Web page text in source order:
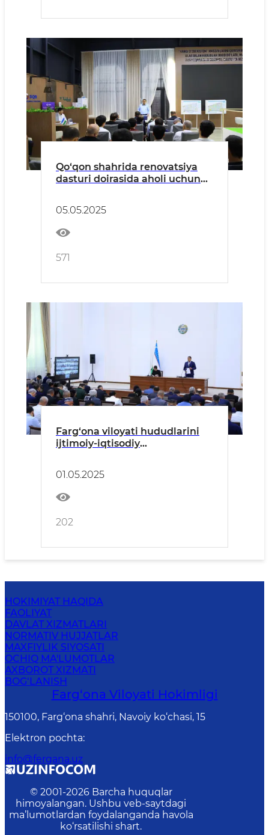
Qo‘qon shahrida renovatsiya
dasturi doirasida aholi uchun
etilmoqda
05.05.2025
571
Farg‘ona viloyati hududlarini
ijtimoiy-iqtisodiy
qilindi
01.05.2025
202
HOKIMIYAT HAQIDA
FAOLIYAT
DAVLAT XIZMATLARI
NORMATIV HUJJATLAR
MAXFIYLIK SIYOSATI
OCHIQ MA'LUMOTLAR
AXBOROT XIZMATI
BOG‘LANISH
Farg‘оnа Vilоyati Hоkimligi
150100, Fаrg‘оnа shаhri, Nаvоiy ko‘chаsi, 15
Elektron pochta:
info@fergana.uz
© 2001-2026 Barcha huquqlar
himoyalangan. Ushbu veb-saytdagi
ma’lumotlardan foydalanganda havola
ko‘rsatilishi shart.